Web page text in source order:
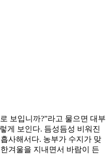
보입니까?”라고 물으면 대부
게 보인다. 듬성듬성 비워진
사해서다. 농부가 수지가 맞
겨울을 지내면서 바람이 든